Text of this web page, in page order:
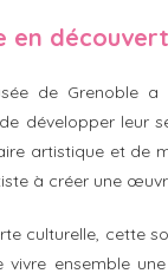
en
de Grenoble a
développer leur
artistique et de
à créer une
culturelle, cette
ensemble